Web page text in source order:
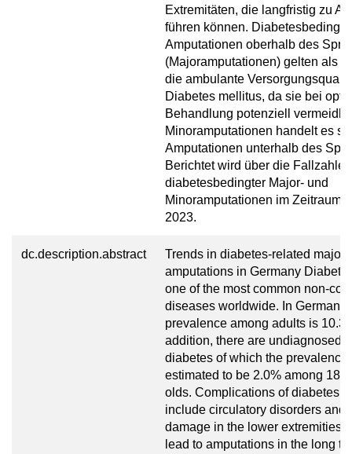
Extremitäten, die langfristig zu
führen können. Diabetesbedingte
Amputationen oberhalb des
(Majoramputationen) gelten als
die ambulante
Diabetes mellitus, da sie bei
Behandlung potenziell
Minoramputationen handelt es
Amputationen unterhalb des
Berichtet wird über die
diabetesbedingter Major- und
Minoramputationen im Zeitraum
2023.
dc.description.abstract
Trends in diabetes-related major
amputations in Germany
one of the most common non-
diseases worldwide. In Germany,
prevalence among adults is
addition, there are undiagnosed
diabetes of which the prevalence
estimated to be 2.0% among 18
olds. Complications of diabetes
include circulatory disorders and
damage in the lower extremities,
lead to amputations in the long